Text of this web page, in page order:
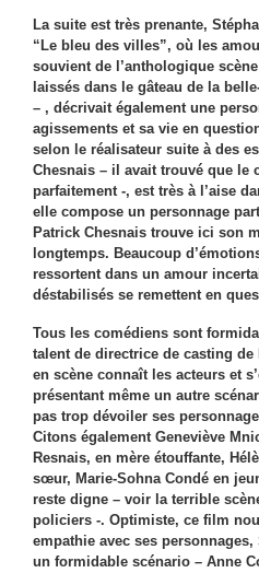
La suite est très prenante,
“Le bleu des villes”, où les
souvient de l’anthologique
laissés dans le gâteau de la
– , décrivait également une
agissements et sa vie en
selon le réalisateur suite à des
Chesnais – il avait trouvé que le
parfaitement -, est très à l’aise
elle compose un personnage
Patrick Chesnais trouve ici son
longtemps. Beaucoup
ressortent dans un amour
déstabilisés se remettent en
Tous les comédiens sont
talent de directrice de casting
en scène connaît les acteurs et
présentant même un autre
pas trop dévoiler ses
Citons également Geneviève
Resnais, en mère étouffante,
sœur, Marie-Sohna Condé en
reste digne – voir la terrible
policiers -. Optimiste, ce film
empathie avec ses
un formidable scénario – Anne